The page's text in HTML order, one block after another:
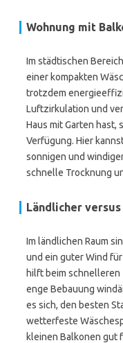
Wohnung mit
Im städtischen
einer kompakten
trotzdem
Luftzirkulation und
Haus mit Garten
Verfügung. Hier
sonnigen und
schnelle Trocknung
Ländlicher
Im ländlichen Raum
und ein guter Wind
hilft beim schnelleren
enge Bebauung
es sich, den besten
wetterfeste
kleinen Balkonen gut